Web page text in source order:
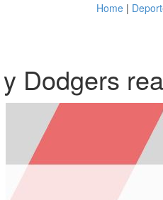
Home |
Dodgers